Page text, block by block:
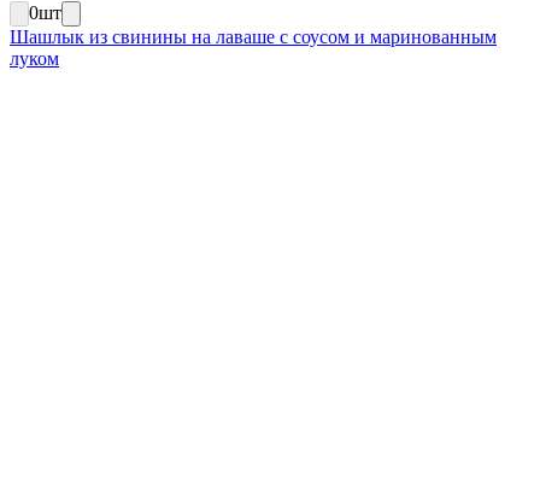
0шт
Шашлык из свинины на лаваше с соусом и маринованным
луком